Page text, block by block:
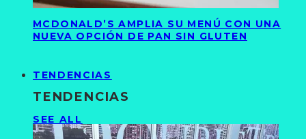
MCDONALD’S AMPLIA SU MENÚ CON UNA
NUEVA OPCIÓN DE PAN SIN GLUTEN
TENDENCIAS
TENDENCIAS
SEE ALL